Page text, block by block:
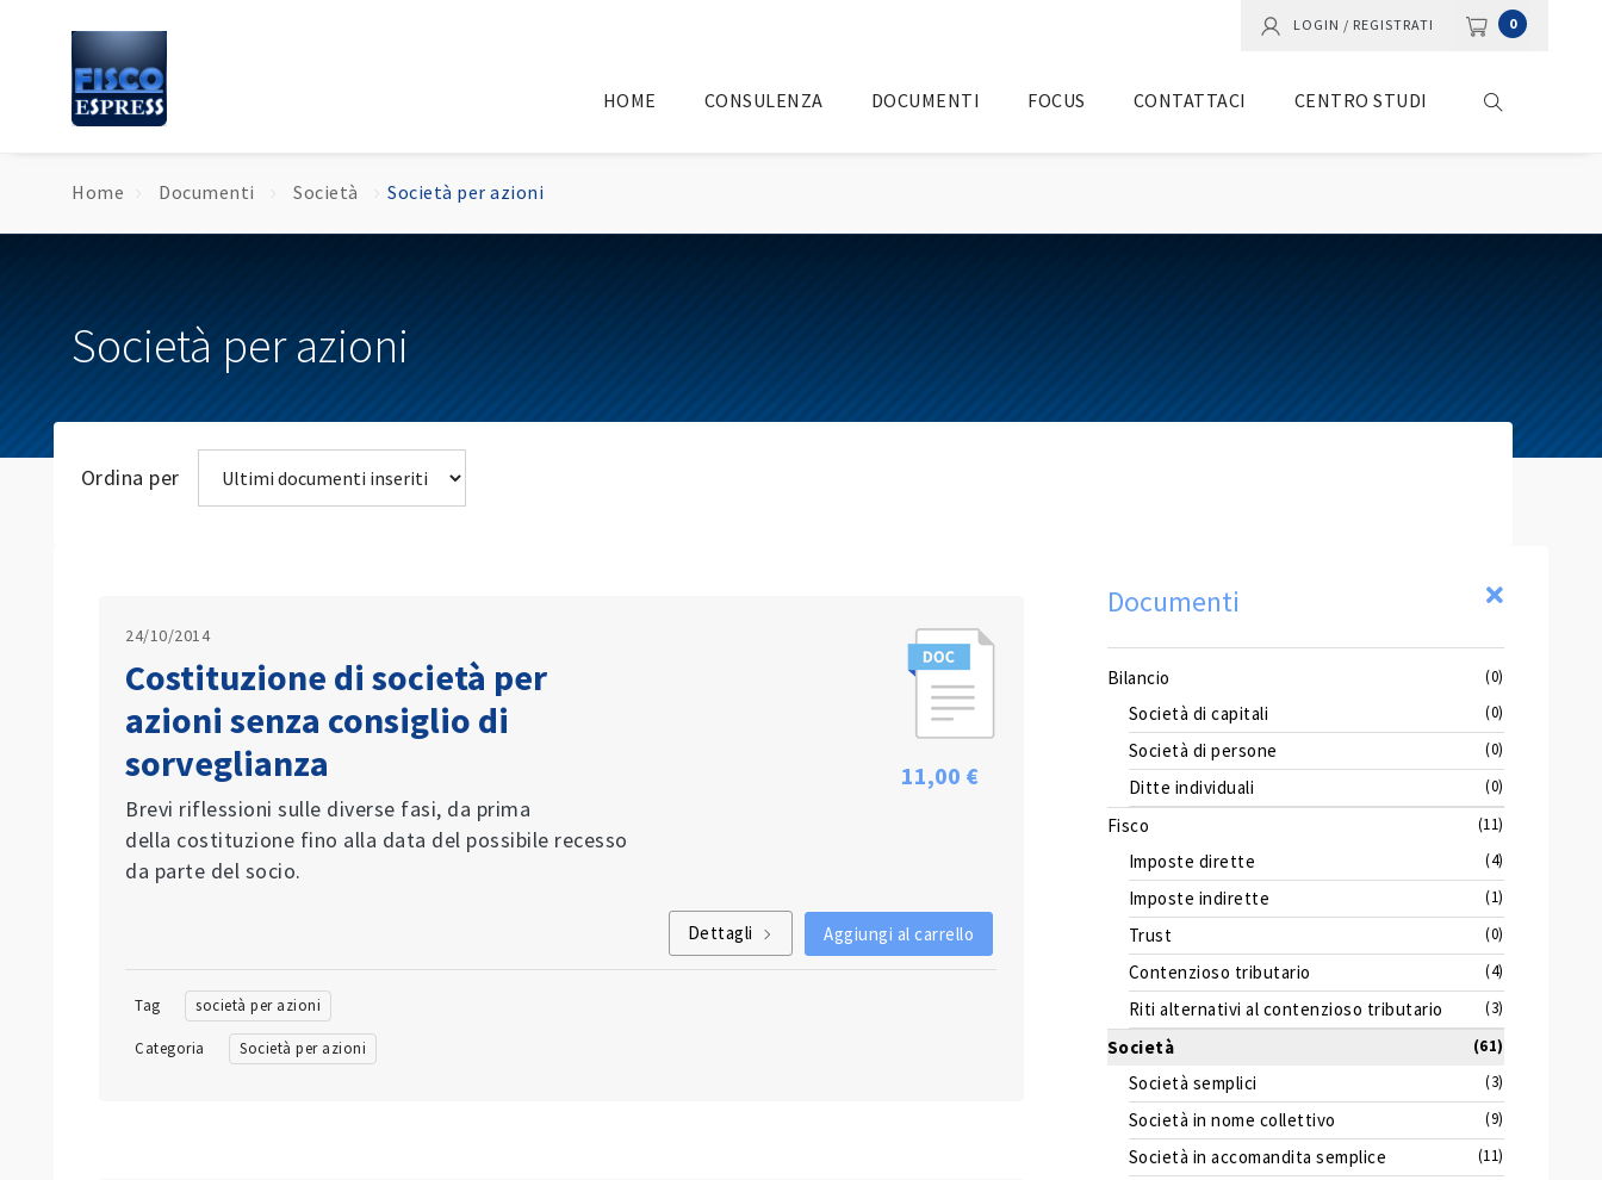
LOGIN / REGISTRATI 0
HOME CONSULENZA DOCUMENTI FOCUS CONTATTACI CENTRO STUDI
Home Documenti Società Società per azioni
Società per azioni
Ordina per
24/10/2014
Costituzione di società per
azioni senza consiglio di
sorveglianza
Brevi riflessioni sulle diverse fasi, da prima
della costituzione fino alla data del possibile recesso
da parte del socio.
11,00 €
Dettagli Aggiungi al carrello
Tag società per azioni
Categoria Società per azioni
Documenti
Bilancio (0)
Società di capitali (0)
Società di persone (0)
Ditte individuali (0)
Fisco (11)
Imposte dirette (4)
Imposte indirette (1)
Trust (0)
Contenzioso tributario (4)
Riti alternativi al contenzioso tributario (3)
Società (61)
Società semplici (3)
Società in nome collettivo (9)
Società in accomandita semplice (11)